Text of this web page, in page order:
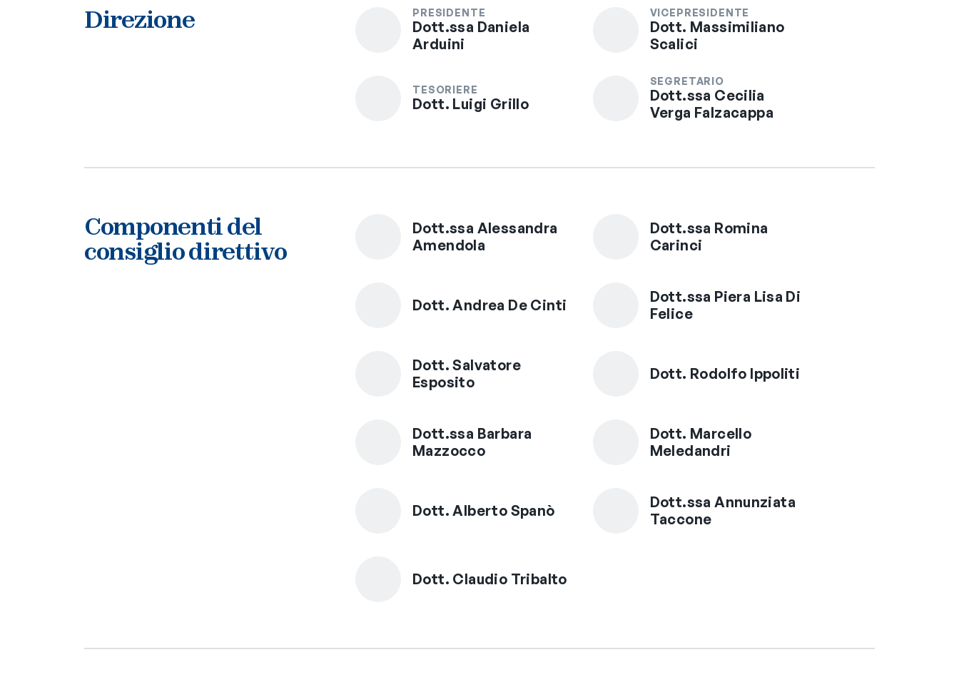
Direzione PRESIDENTE
Dott.ssa Daniela
Arduini
VICEPRESIDENTE
Dott. Massimiliano
Scalici
TESORIERE
Dott. Luigi Grillo
SEGRETARIO
Dott.ssa Cecilia
Verga Falzacappa
Componenti del
consiglio direttivo
Dott.ssa Alessandra
Amendola
Dott.ssa Romina
Carinci
Dott. Andrea De Cinti
Dott.ssa Piera Lisa Di
Felice
Dott. Salvatore
Esposito
Dott. Rodolfo Ippoliti
Dott.ssa Barbara
Mazzocco
Dott. Marcello
Meledandri
Dott. Alberto Spanò
Dott.ssa Annunziata
Taccone
Dott. Claudio Tribalto